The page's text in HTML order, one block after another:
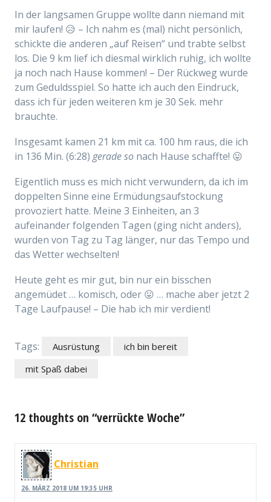
In der langsamen Gruppe wollte dann niemand mit
mir laufen! 😥 – Ich nahm es (mal) nicht persönlich,
schickte die anderen „auf Reisen“ und trabte selbst
los. Die 9 km lief ich diesmal wirklich ruhig, ich wollte
ja noch nach Hause kommen! – Der Rückweg wurde
zum Geduldsspiel. So hatte ich auch den Eindruck,
dass ich für jeden weiteren km je 30 Sek. mehr
brauchte.
Insgesamt kamen 21 km mit ca. 100 hm raus, die ich
in 136 Min. (6:28) gerade so nach Hause schaffte! 😛
Eigentlich muss es mich nicht verwundern, da ich im
doppelten Sinne eine Ermüdungsaufstockung
provoziert hatte. Meine 3 Einheiten, an 3
aufeinander folgenden Tagen (ging nicht anders),
wurden von Tag zu Tag länger, nur das Tempo und
das Wetter wechselten!
Heute geht es mir gut, bin nur ein bisschen
angemüdet … komisch, oder 😛 … mache aber jetzt 2
Tage Laufpause! – Die hab ich mir verdient!
Tags: Ausrüstung
ich bin bereit
mit Spaß dabei
12 thoughts on “verrückte Woche”
Christian
26. MÄRZ 2018 UM 19:35 UHR